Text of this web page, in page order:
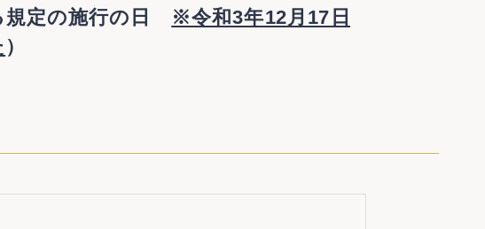
規定の施行の日
※令和3年12月17日
）